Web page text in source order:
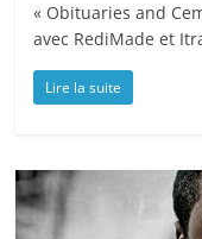
« Obituaries and
avec RediMade et
Lire la suite